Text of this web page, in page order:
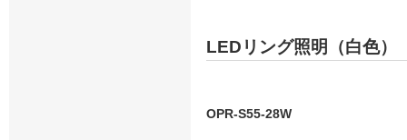
LEDリング照明（白色）
OPR-S55-28W